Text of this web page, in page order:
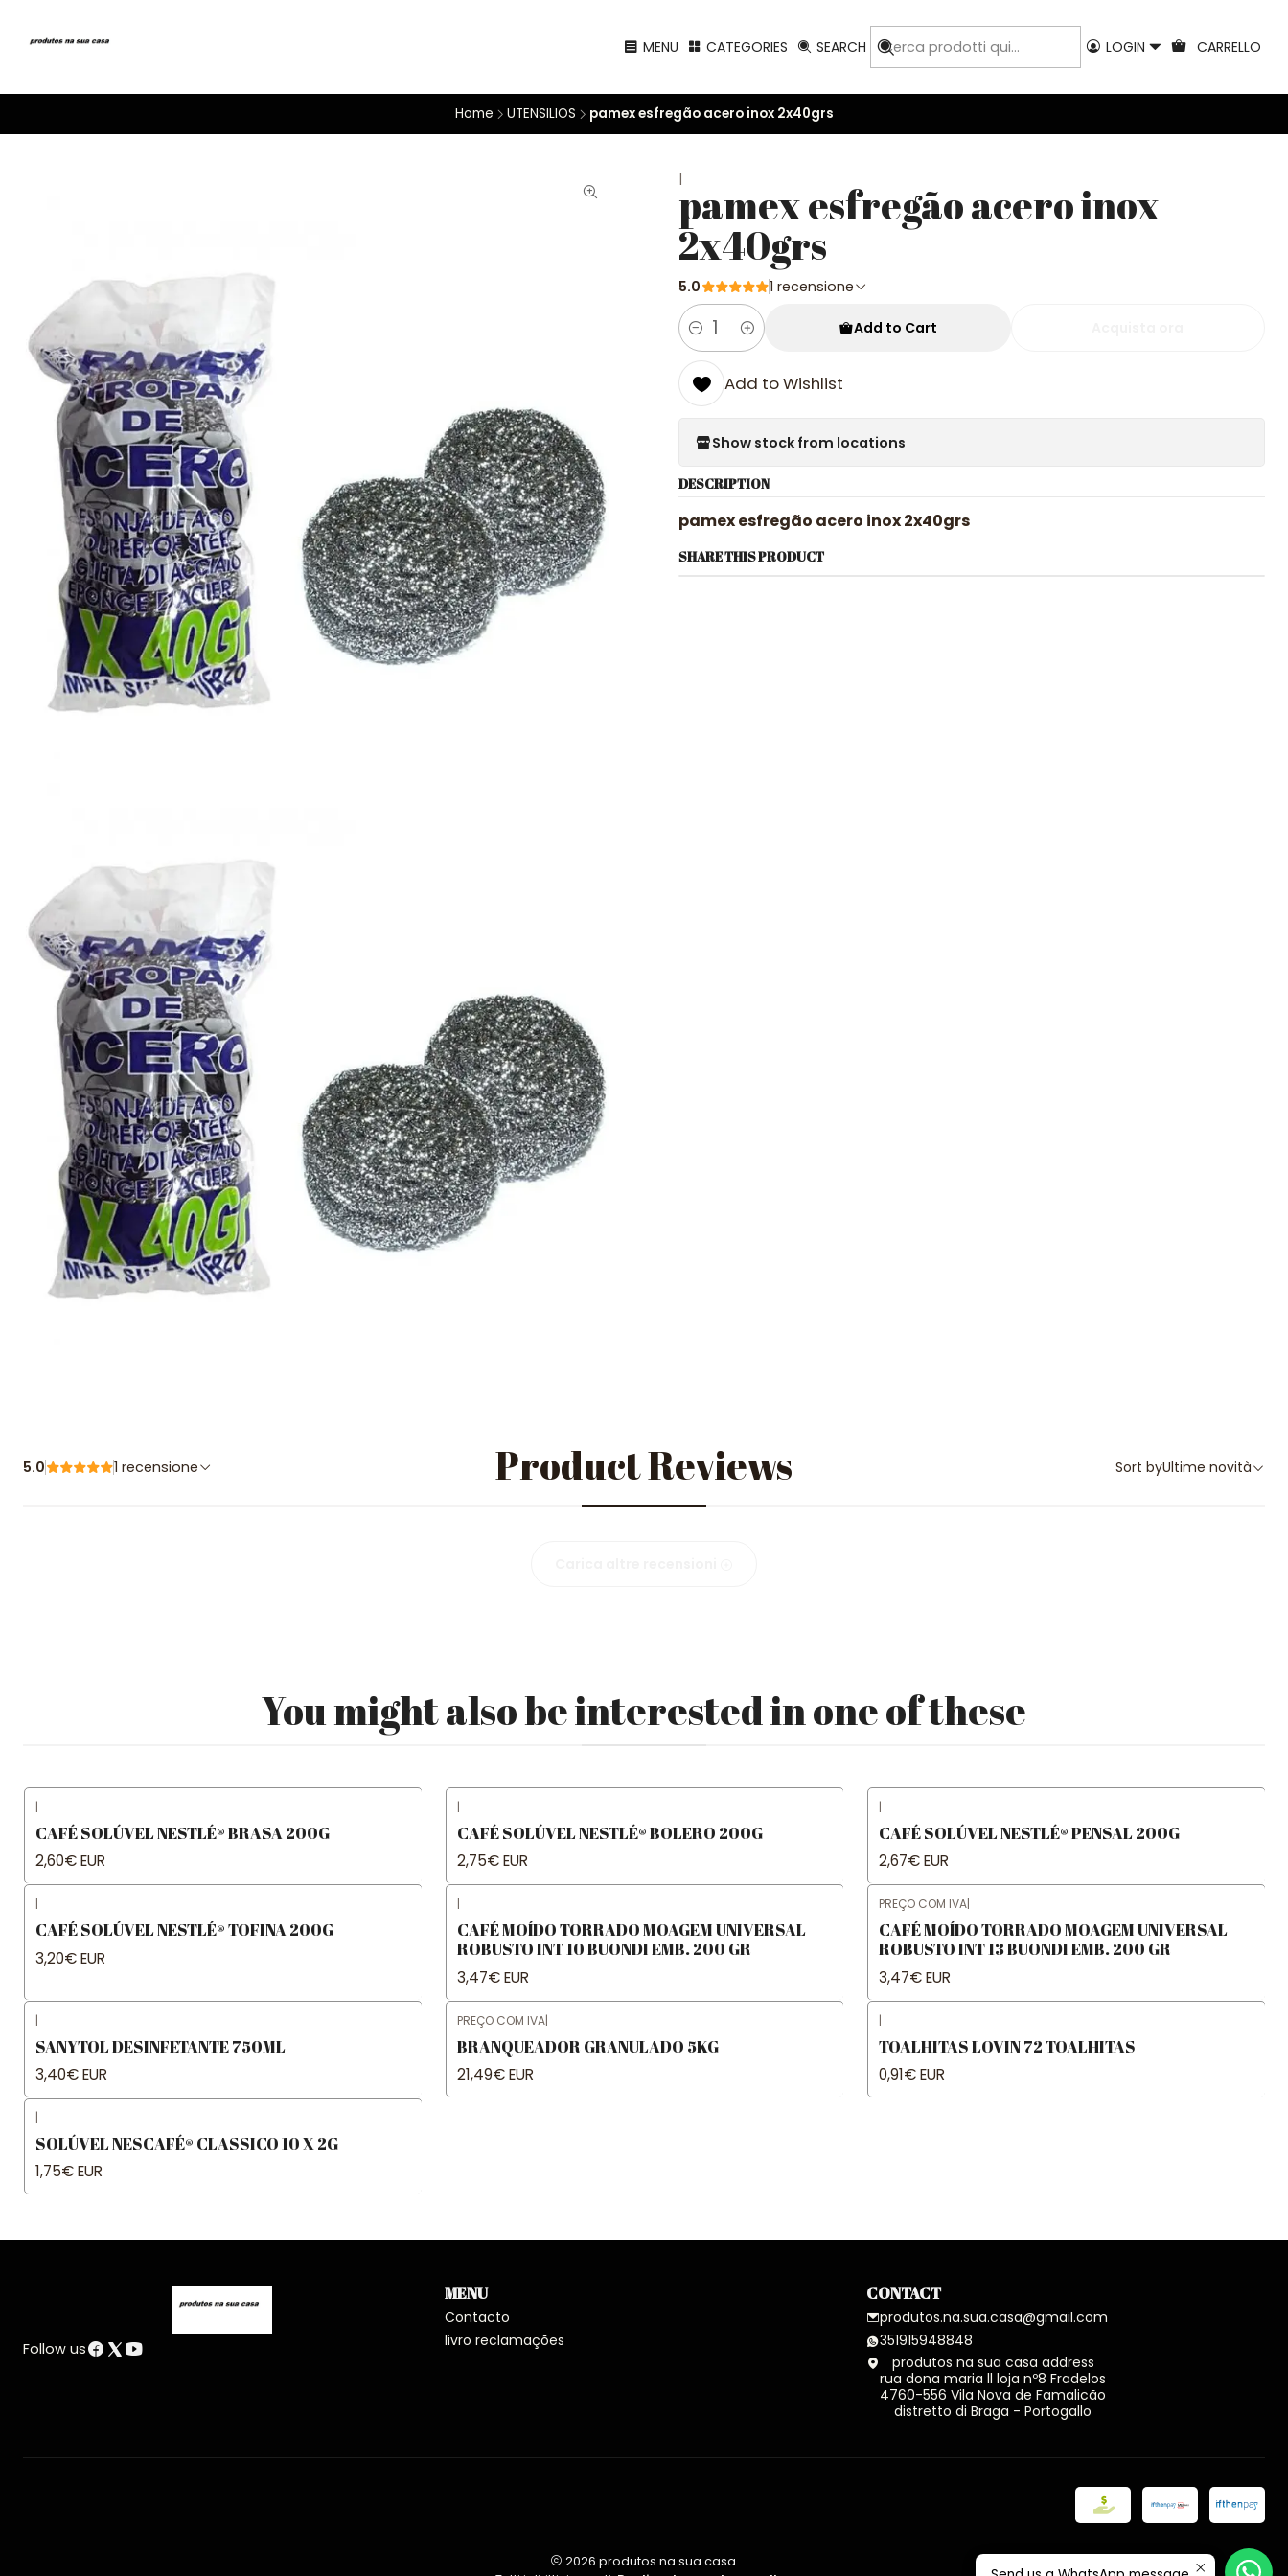
MENU CATEGORIES SEARCH LOGIN CARRELLO
Home UTENSILIOS pamex esfregão acero inox 2x40grs
|
pamex esfregão acero inox
2x40grs
5.0 1 recensione
Quantity
Add to Cart
Add to Wishlist
Show stock from locations
DESCRIPTION
pamex esfregão acero inox 2x40grs
SHARE THIS PRODUCT
Product Reviews
5.0 1 recensione Sort byUltime novità
You might also be interested in one of these
|
CAFÉ SOLÚVEL NESTLÉ® BRASA 200G
2,60€ EUR
|
CAFÉ SOLÚVEL NESTLÉ® BOLERO 200G
2,75€ EUR
|
CAFÉ SOLÚVEL NESTLÉ® PENSAL 200G
2,67€ EUR
|
CAFÉ SOLÚVEL NESTLÉ® TOFINA 200G
3,20€ EUR
|
CAFÉ MOÍDO TORRADO MOAGEM UNIVERSAL
ROBUSTO INT 10 BUONDI EMB. 200 GR
3,47€ EUR
PREÇO COM IVA|
CAFÉ MOÍDO TORRADO MOAGEM UNIVERSAL
ROBUSTO INT 13 BUONDI EMB. 200 GR
3,47€ EUR
|
SANYTOL DESINFETANTE 750ML
3,40€ EUR
PREÇO COM IVA|
BRANQUEADOR GRANULADO 5KG
21,49€ EUR
|
TOALHITAS LOVIN 72 TOALHITAS
0,91€ EUR
|
SOLÚVEL NESCAFÉ® CLASSICO 10 X 2G
1,75€ EUR
Follow us
MENU
Contacto
livro reclamações
CONTACT
produtos.na.sua.casa@gmail.com
351915948848
produtos na sua casa address
rua dona maria ll loja nº8 Fradelos
4760-556 Vila Nova de Famalicão
distretto di Braga - Portogallo
2026 produtos na sua casa.